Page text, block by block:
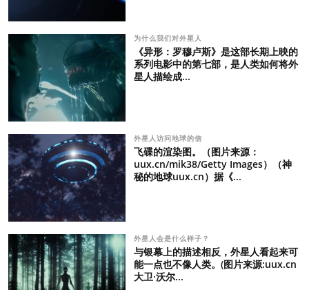
为什么我们对外星人
《异形：罗穆卢斯》是这部长期上映的
系列电影中的第七部，是人类如何将外
星人描绘成...
外星人访问地球的信
飞碟的渲染图。（图片来源：
uux.cn/mik38/Getty Images）（神
秘的地球uux.cn）据《...
外星人会是什么样子？
与银幕上的描述相反，外星人看起来可
能一点也不像人类。(图片来源:uux.cn
大卫·沃尔...